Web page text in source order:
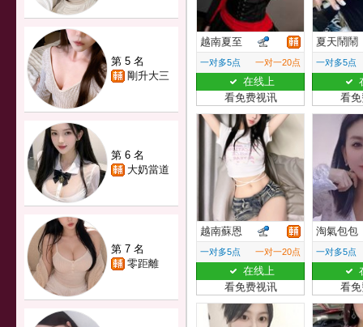
第 5 名
剛升大三
第 6 名
大奶當道
第 7 名
零距離
越南夏至
一对多5点 一对一20点
在线上
看免费视讯
夏天鬧鬧
一对多5点
看
越南蘇恩
一对多5点 一对一20点
在线上
看免费视讯
淘氣包包
一对多5点
看